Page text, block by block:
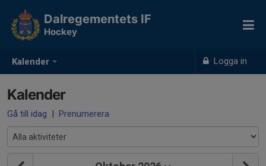
Kalender Logga in
Dalregementets IF
Hockey
Kalender
Gå till idag | Prenumerera